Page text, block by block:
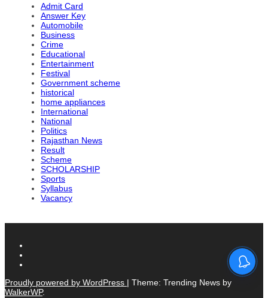
Admit Card
Answer Key
Automobile
Business
Crime
Educational
Entertainment
Festival
Government scheme
historical
home appliances
International
National
Politics
Rajasthan News
Result
Scheme
SCHOLARSHIP
Sports
Syllabus
Vacancy
Proudly powered by WordPress | Theme: Trending News by
WalkerWP.